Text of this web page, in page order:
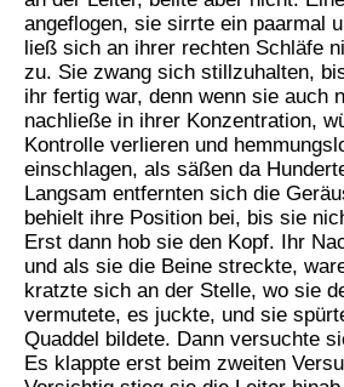
angeflogen, sie sirrte ein paarmal
ließ sich an ihrer rechten Schläfe
zu. Sie zwang sich stillzuhalten,
ihr fertig war, denn wenn sie auch
nachließe in ihrer Konzentration,
Kontrolle verlieren und
einschlagen, als säßen da
Langsam entfernten sich die
behielt ihre Position bei, bis sie
Erst dann hob sie den Kopf. Ihr
und als sie die Beine streckte,
kratzte sich an der Stelle, wo sie
vermutete, es juckte, und sie
Quaddel bildete. Dann versuchte
Es klappte erst beim zweiten